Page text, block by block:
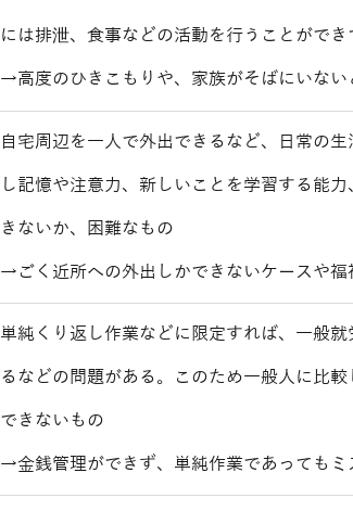
には排泄、食事などの活動を行うことがで
→高度のひきこもりや、家族がそばにいな
自宅周辺を一人で外出できるなど、日常の
し記憶や注意力、新しいことを学習する能
きないか、困難なもの
→ごく近所への外出しかできないケースや福
単純くり返し作業などに限定すれば、一般
るなどの問題がある。このため一般人に比
できないもの
→金銭管理ができず、単純作業であっても